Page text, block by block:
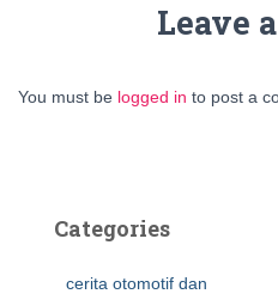
Leave
You must be logged in to post a
Categories
cerita otomotif dan